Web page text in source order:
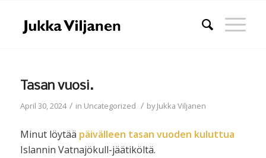
Tasan vuosi.
April 30, 2024 / in Uncategorized / byJukka Viljanen
Minut löytää päivälleen tasan vuoden kuluttua
Islannin Vatnajökull-jäätiköltä.